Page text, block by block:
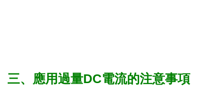
三、應用過量DC電流的注意事項